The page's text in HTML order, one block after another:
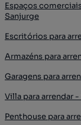
Espaços
Sanjurge
Escritórios para
Armazéns para
Garagens para
Villa para arrendar
Penthouse para